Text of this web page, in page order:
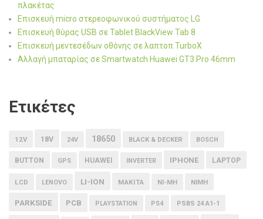
πλακέτας
Επισκευή micro στερεοφωνικού συστήματος LG
Επισκευή θύρας USB σε Tablet BlackView Tab 8
Επισκευή μεντεσέδων οθόνης σε λαπτοπ TurboX
Αλλαγή μπαταρίας σε Smartwatch Huawei GT3 Pro 46mm
Ετικέτες
12V 18V 24V 18650 BLACK & DECKER BOSCH
BUTTON GPS HUAWEI INVERTER IPHONE LAPTOP
LCD LENOVO LI-ION MAKITA NI-MH NIMH
PARKSIDE PCB PLAYSTATION PS4 PSBS 24 A1-1